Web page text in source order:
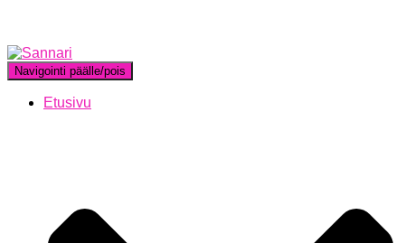
Navigointi päälle/pois
Etusivu